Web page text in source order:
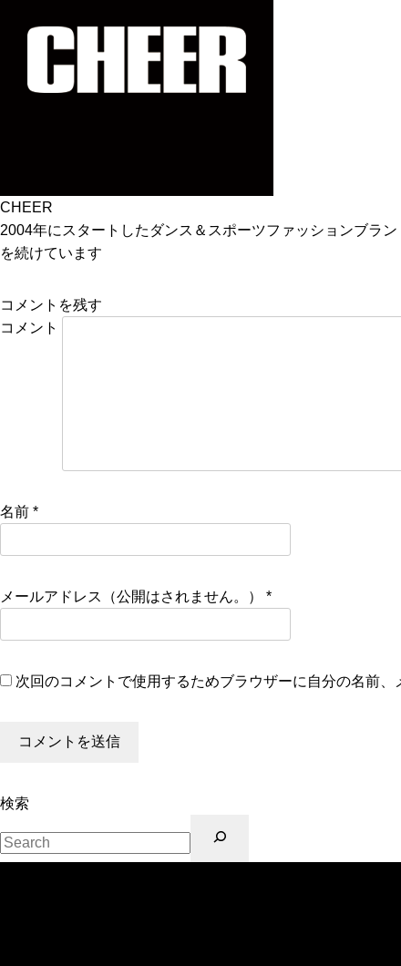
CHEER
2004年にスタートしたダンス＆スポーツファッションブラ
を続けています
コメントを残す
コメント
名前 *
メールアドレス（公開はされません。） *
次回のコメントで使用するためブラウザーに自分の名前、
検索